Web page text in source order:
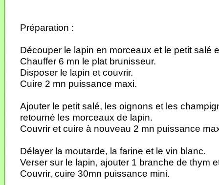
Préparation :
Découper le lapin en morceaux et le petit salé
Chauffer 6 mn le plat brunisseur.
Disposer le lapin et couvrir.
Cuire 2 mn puissance maxi.
Ajouter le petit salé, les oignons et les
retourné les morceaux de lapin.
Couvrir et cuire à nouveau 2 mn puissance
Délayer la moutarde, la farine et le vin blanc.
Verser sur le lapin, ajouter 1 branche de thym
Couvrir, cuire 30mn puissance mini.